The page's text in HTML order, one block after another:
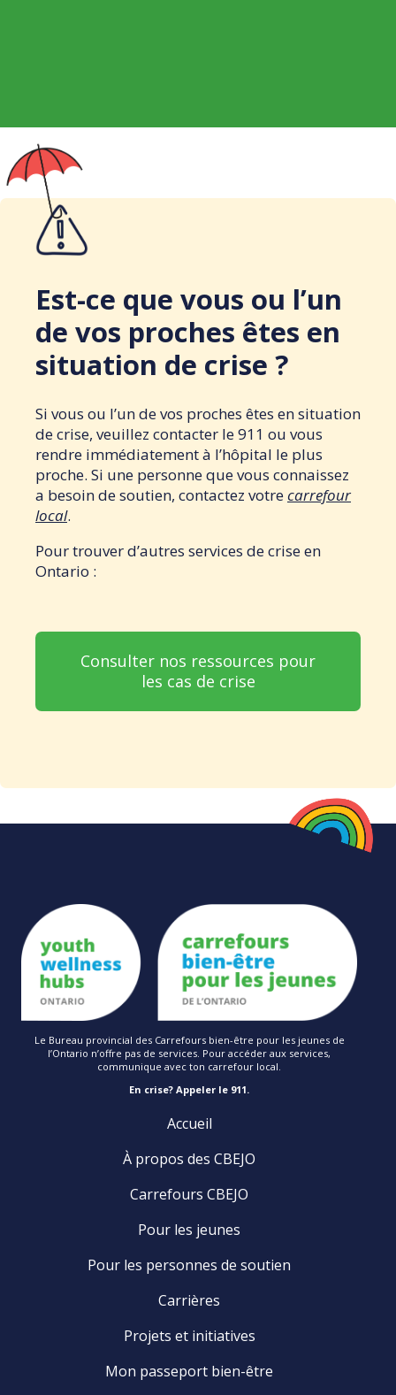
Est-ce que vous ou l’un
de vos proches êtes en
situation de crise ?
Si vous ou l’un de vos proches êtes en situation
de crise, veuillez contacter le 911 ou vous
rendre immédiatement à l’hôpital le plus
proche. Si une personne que vous connaissez
a besoin de soutien, contactez votrecarrefour
local.
Pour trouver d’autres services de crise en
Ontario :
Consulter nos ressources pour
les cas de crise
Le Bureau provincial des Carrefours bien-être pour les jeunes de
l’Ontario n’offre pas de services. Pour accéder aux services,
communique avec ton carrefour local.
En crise? Appeler le 911.
Accueil
À propos des CBEJO
Carrefours CBEJO
Pour les jeunes
Pour les personnes de soutien
Carrières
Projets et initiatives
Mon passeport bien-être